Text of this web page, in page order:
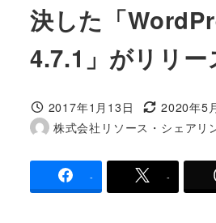
決した「
4.7.1」がリリー
投稿日
2017年1月13日
更新日
2020年5
著
株式会社リソース・シェアリ
- -